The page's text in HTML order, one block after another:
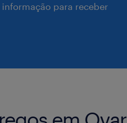
para receber